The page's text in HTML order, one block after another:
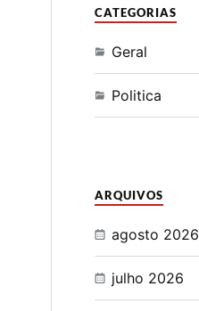
CATEGORIAS
Geral
Politica
ARQUIVOS
agosto 2026
julho 2026